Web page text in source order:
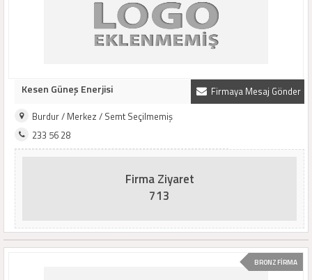
Firmaya Mesaj Gönder
Kesen Güneş Enerjisi
Burdur / Merkez / Semt Seçilmemiş
233 56 28
Firma Ziyaret
713
BRONZ FİRMA